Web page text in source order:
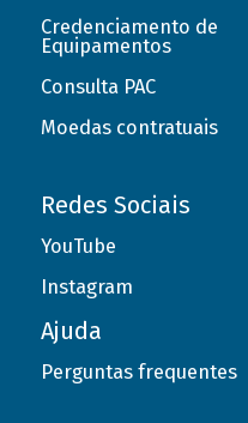
Credenciamento de
Equipamentos
Consulta PAC
Moedas contratuais
Redes Sociais
YouTube
Instagram
Ajuda
Perguntas frequentes